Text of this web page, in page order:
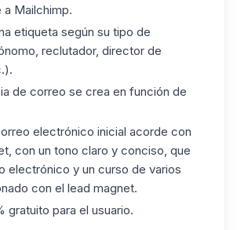
a Mailchimp.
etiqueta según su tipo de
reclutador, director de
de correo se crea en función de
electrónico inicial acorde con
con un tono claro y conciso, que
electrónico y un curso de varios
con el lead magnet.
gratuito para el usuario.